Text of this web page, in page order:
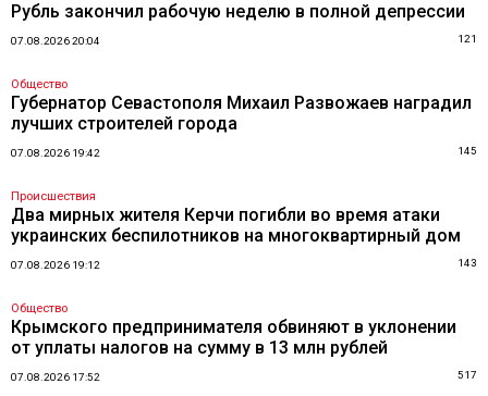
Рубль закончил рабочую неделю в полной депрессии
07.08.2026 20:04 121
Общество
Губернатор Севастополя Михаил Развожаев наградил
лучших строителей города
07.08.2026 19:42 145
Происшествия
Два мирных жителя Керчи погибли во время атаки
украинских беспилотников на многоквартирный дом
07.08.2026 19:12 143
Общество
Крымского предпринимателя обвиняют в уклонении
от уплаты налогов на сумму в 13 млн рублей
07.08.2026 17:52 517